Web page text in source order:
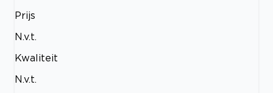
Prijs
N.v.t.
Kwaliteit
N.v.t.